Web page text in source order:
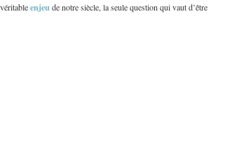
enjeude notre siècle, la seule question qui vaut d’être